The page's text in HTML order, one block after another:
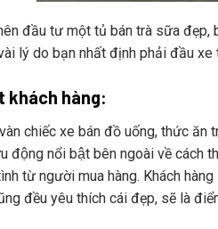
đầu tư một tủ bán trà sữa
lý do bạn nhất định phải đầu
khách hàng:
chiếc xe bán đồ uống, thức
động nổi bật bên ngoài về cách
từ người mua hàng. Khách
đều yêu thích cái đẹp, sẽ là